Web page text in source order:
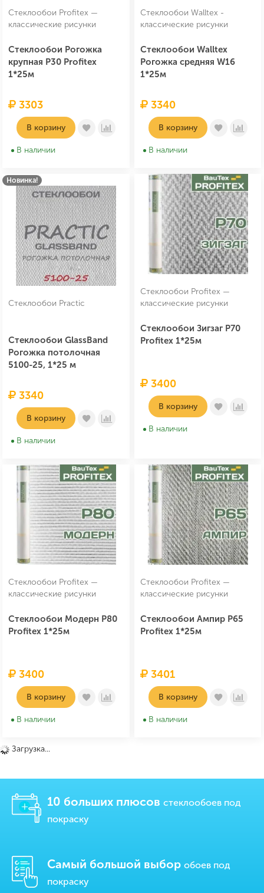
Стеклообои Profitex —
классические рисунки
Стеклообои Рогожка
крупная P30 Profitex
1*25м
3303
В корзину
В наличии
Стеклообои Walltex -
классические рисунки
Стеклообои Walltex
Рогожка средняя W16
1*25м
3340
В корзину
В наличии
Новинка!
Стеклообои Practic
Стеклообои GlassBand
Рогожка потолочная
5100-25, 1*25 м
3340
В корзину
В наличии
Стеклообои Profitex —
классические рисунки
Стеклообои Зигзаг P70
Profitex 1*25м
3400
В корзину
В наличии
Стеклообои Profitex —
классические рисунки
Стеклообои Модерн P80
Profitex 1*25м
3400
В корзину
В наличии
Стеклообои Profitex —
классические рисунки
Стеклообои Ампир P65
Profitex 1*25м
3401
В корзину
В наличии
Загрузка...
10 больших плюсов стеклообоев под
покраску
Самый большой выбор обоев под
покраску